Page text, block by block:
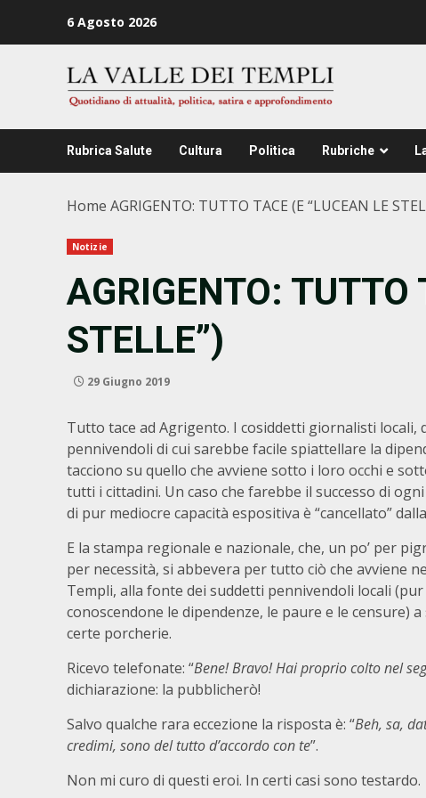
6 Agosto 2026
Rubrica Salute Cultura Politica Rubriche
Home AGRIGENTO: TUTTO TACE (E “LUCEAN LE
Notizie
AGRIGENTO: TUTTO
STELLE”)
29 Giugno 2019
Tutto tace ad Agrigento. I cosiddetti giornalisti locali,
pennivendoli di cui sarebbe facile spiattellare la
tacciono su quello che avviene sotto i loro occhi e
tutti i cittadini. Un caso che farebbe il successo di
di pur mediocre capacità espositiva è “cancellato”
E la stampa regionale e nazionale, che, un po’ per
per necessità, si abbevera per tutto ciò che avviene
Templi, alla fonte dei suddetti pennivendoli locali (pur
conoscendone le dipendenze, le paure e le censure)
certe porcherie.
Ricevo telefonate: “Bene! Bravo! Hai proprio colto nel
dichiarazione: la pubblicherò!
Salvo qualche rara eccezione la risposta è: “Beh, sa,
credimi, sono del tutto d’accordo con te”.
Non mi curo di questi eroi. In certi casi sono testardo.